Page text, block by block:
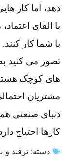
دهد، اما کار
با القای
با شما کار
تصور می کنید
های کوچک
مشتریان
دنیای صنعتی
کارها احتیاج
دسته: ترفند و